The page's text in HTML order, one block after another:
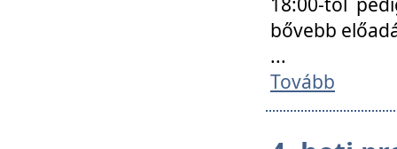
bővebb
...
Tovább